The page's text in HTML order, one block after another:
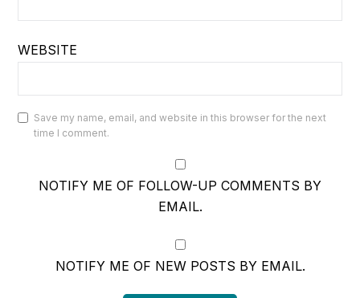
WEBSITE
Save my name, email, and website in this browser for the next
time I comment.
NOTIFY ME OF FOLLOW-UP COMMENTS BY
EMAIL.
NOTIFY ME OF NEW POSTS BY EMAIL.